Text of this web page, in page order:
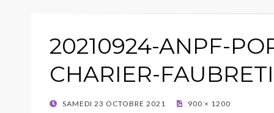
20210924-ANPF-
CHARIER-
POSTED
SAMEDI 23 OCTOBRE 2021 900 × 1200